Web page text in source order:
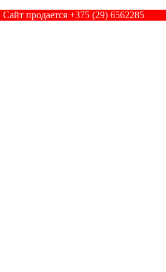
Сайт продается +375 (29) 6562285